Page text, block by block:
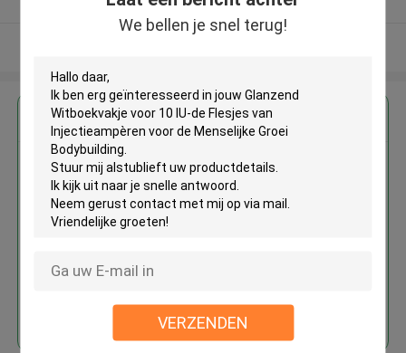
We bellen je snel terug!
VERZENDEN
Krijg de beste prijs voor
Glanzend Witboekvakje voor 10
IU-de Flesjes van
Injectieampèren voor de
Menselijke Groei Bodybuilding
Doorgaan